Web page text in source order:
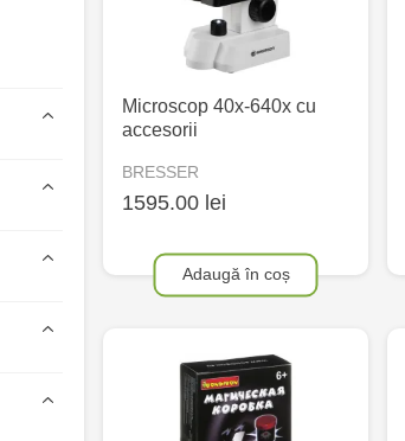
Microscop 40x-640x cu
accesorii
BRESSER
1595.00 lei
Adaugă în coș